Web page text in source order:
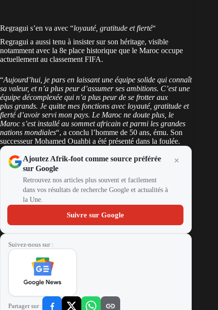
Regragui s’en va avec “loyauté, gratitude et fierté“
Regragui a aussi tenu à insister sur son héritage, visible
notamment avec la 8e place historique que le Maroc occupe
actuellement au classement FIFA.
“Aujourd’hui, je pars en laissant une équipe solide qui connaît
sa valeur, et n’a plus peur d’assumer ses ambitions. C’est une
équipe décomplexée qui n’a plus peur de se frotter aux
plus grands. Je quitte mes fonctions avec loyauté, gratitude et
fierté d’avoir servi mon pays. Le Maroc ne doute plus, le
Maroc s’est installé au sommet africain et parmi les grandes
nations mondiales“, a conclu l’homme de 50 ans, ému. Son
successeur Mohamed Ouahbi a été présenté dans la foulée.
Ajoutez Afrik-foot comme source préférée
sur Google
Retrouvez nos articles plus souvent et facilement
dans vos résultats de recherche Google et actualités à
la Une.
Suivre sur Google
Suivez-nous sur :
Partager sur :